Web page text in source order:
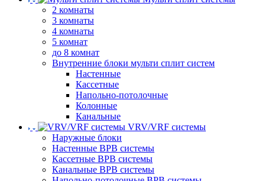
2 комнаты
3 комнаты
4 комнаты
5 комнат
до 8 комнат
Внутренние блоки мульти сплит систем
Настенные
Кассетные
Напольно-потолочные
Колонные
Канальные
VRV/VRF системы
Наружные блоки
Настенные ВРВ системы
Кассетные ВРВ системы
Канальные ВРВ системы